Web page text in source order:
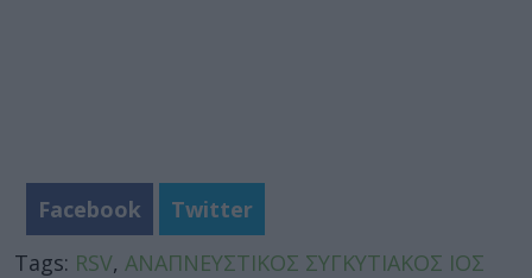
Facebook
Twitter
Tags: RSV, ΑΝΑΠΝΕΥΣΤΙΚΟΣ ΣΥΓΚΥΤΙΑΚΟΣ ΙΟΣ